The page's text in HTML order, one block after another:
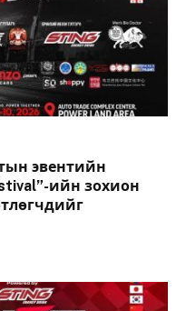
эвентийн
ийн зохион